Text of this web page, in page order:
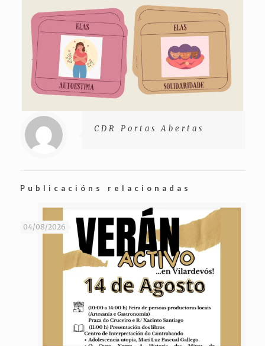
CDR Portas Abertas
Publicacións relacionadas
04/08/2026